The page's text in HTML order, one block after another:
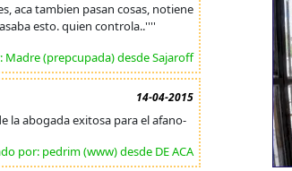
aca tambien pasan cosas, notiene
esto. quien controla..''''
Madre (prepcupada) desde Sajaroff
14-04-2015
la abogada exitosa para el afano-
por: pedrim (www) desde DE ACA